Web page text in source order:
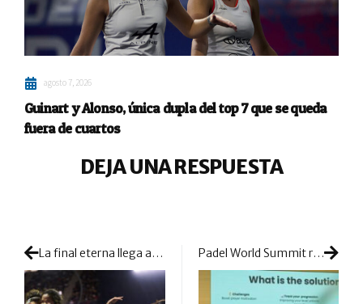
agosto 7, 2026
Guinart y Alonso, única dupla del top 7 que se queda
fuera de cuartos
DEJA UNA RESPUESTA
La final eterna llega a golpe de remontadas: Bea y Paula desafían otra vez a Gemma y Delfi en Buenos Aires Padel World Summit reunirá a las startups que quieren revolucionar el pádel